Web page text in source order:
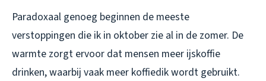
Paradoxaal genoeg beginnen de meeste
verstoppingen die ik in oktober zie al in de zomer. De
warmte zorgt ervoor dat mensen meer ijskoffie
drinken, waarbij vaak meer koffiedik wordt gebruikt.